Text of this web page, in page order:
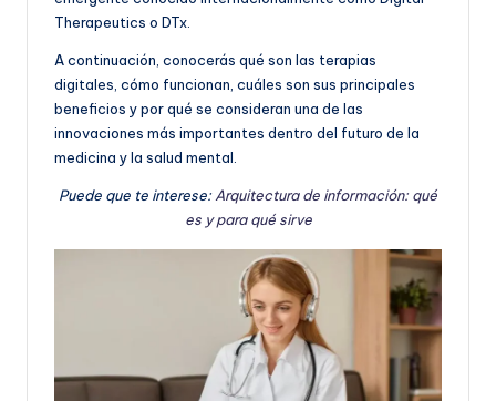
Therapeutics o DTx.
A continuación, conocerás qué son las terapias
digitales, cómo funcionan, cuáles son sus principales
beneficios y por qué se consideran una de las
innovaciones más importantes dentro del futuro de la
medicina y la salud mental.
Puede que te interese:Arquitectura de información: qué
es y para qué sirve